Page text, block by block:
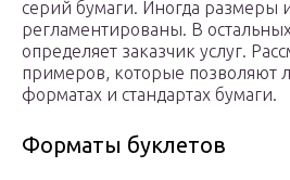
серий бумаги. Иногда размеры
регламентированы. В
определяет заказчик услуг.
примеров, которые позволяют
форматах и стандартах бумаги.
Форматы буклетов